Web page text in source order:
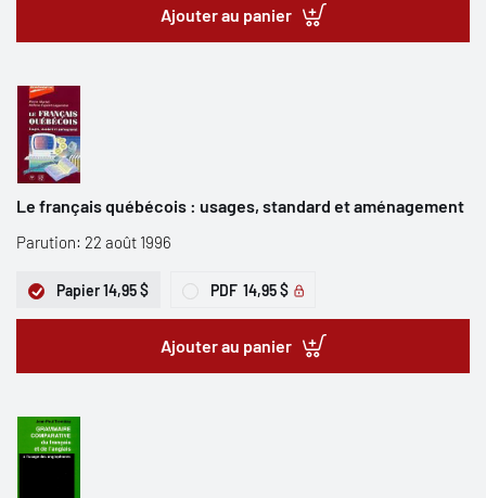
Ajouter au panier
Le français québécois : usages, standard et aménagement
Parution: 22 août 1996
Papier14,95 $ PDF 14,95 $
Ajouter au panier